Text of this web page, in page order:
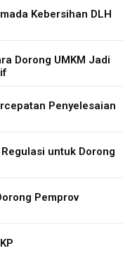
Kebersihan DLH
Dorong UMKM Jadi
Penyelesaian
untuk Dorong
Pemprov